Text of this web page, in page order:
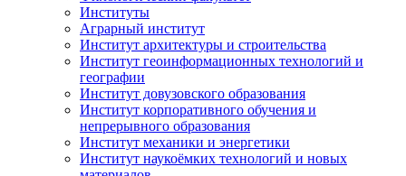
Институты
Аграрный институт
Институт архитектуры и строительства
Институт геоинформационных технологий и
географии
Институт довузовского образования
Институт корпоративного обучения и
непрерывного образования
Институт механики и энергетики
Институт наукоёмких технологий и новых